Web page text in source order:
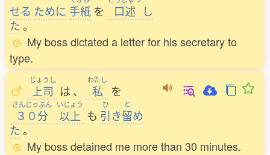
せる ために 手紙 を 口述
し
た。
My boss dictated a letter for his secretary to
type.
じょうし
上司 は 、
わたし
私 を
さんじっぷん
３０分
いじょう
以上 も
ひ
引き
と
留め
た。
My boss detained me more than 30 minutes.